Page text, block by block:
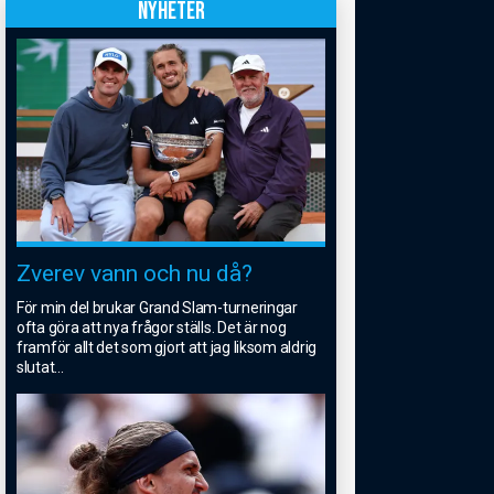
NYHETER
Zverev vann och nu då?
För min del brukar Grand Slam-turneringar
ofta göra att nya frågor ställs. Det är nog
framför allt det som gjort att jag liksom aldrig
slutat...